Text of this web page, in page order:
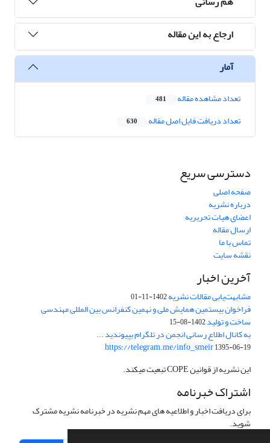
ارجاع به این مقاله
آمار
تعداد مشاهده مقاله 481
تعداد دریافت فایل اصل مقاله 630
دسترسی سریع
صفحه اصلی
درباره نشریه
اعضای هیات تحریریه
ارسال مقاله
تماس با ما
نقشه سایت
آخرین اخبار
مشابهت‌یابی مقالات نشریه1402-11-01
فراخوان بیستمین همایش ملی و نهمین کنفرانس بین المللی مهندسی
ساخت و تولید1402-08-15
به کانال اطلاع رسانی انجمن در تلگرام بپیوندید ...
https://telegram.me/info_smeir1395-06-19
این نشریه از قوانین COPE تبعیت میکند.
اشتراک خبرنامه
برای دریافت اخبار و اطلاعیه های مهم نشریه در خبرنامه نشریه مشترک
شوید.